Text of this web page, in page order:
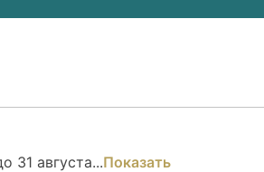
31 августа...Показать